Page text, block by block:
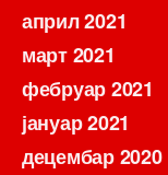
април 2021
март 2021
фебруар 2021
јануар 2021
децембар 2020